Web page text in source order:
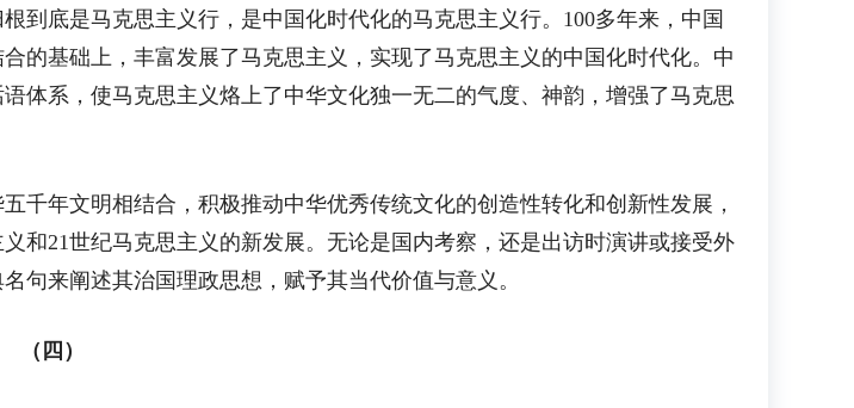
到底是马克思主义行，是中国化时代化的马克思主义行。100多年来，中国
的基础上，丰富发展了马克思主义，实现了马克思主义的中国化时代化。中
体系，使马克思主义烙上了中华文化独一无二的气度、神韵，增强了马克思
年文明相结合，积极推动中华优秀传统文化的创造性转化和创新性发展，
和21世纪马克思主义的新发展。无论是国内考察，还是出访时演讲或接受外
句来阐述其治国理政思想，赋予其当代价值与意义。
（四）